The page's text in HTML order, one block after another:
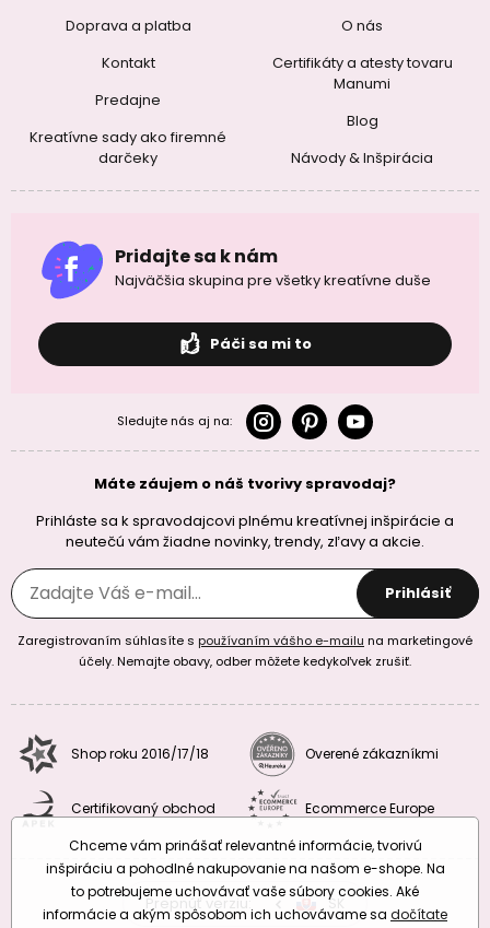
Doprava a platba
Kontakt
Predajne
Kreatívne sady ako firemné
darčeky
O nás
Certifikáty a atesty tovaru
Manumi
Blog
Návody & Inšpirácia
Pridajte sa k nám
Najväčšia skupina pre všetky kreatívne duše
Páči sa mi to
Sledujte nás aj na:
Máte záujem o náš tvorivy spravodaj?
Prihláste sa k spravodajcovi plnému kreatívnej inšpirácie a
neutečú vám žiadne novinky, trendy, zľavy a akcie.
Prihlásiť
Zaregistrovaním súhlasíte s používaním vášho e-mailu na marketingové
účely. Nemajte obavy, odber môžete kedykoľvek zrušiť.
Shop roku 2016/17/18 Overené zákazníkmi
Certifikovaný obchod Ecommerce Europe
Prepnúť verziu: CZSK
Chceme vám prinášať relevantné informácie, tvorivú
inšpiráciu a pohodlné nakupovanie na našom e-shope. Na
to potrebujeme uchovávať vaše súbory cookies. Aké
informácie a akým spôsobom ich uchovávame sa dočítate